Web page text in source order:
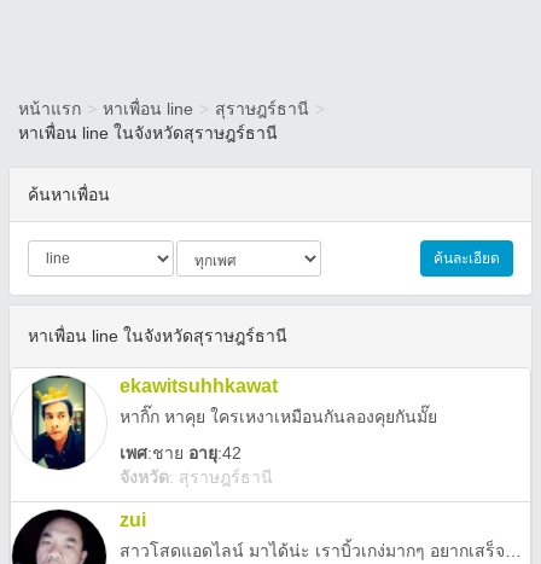
หน้าแรก > หาเพื่อน line > สุราษฎร์ธานี >
หาเพื่อน line ในจังหวัดสุราษฎร์ธานี
ค้นหาเพื่อน
ค้นละเอียด
หาเพื่อน line ในจังหวัดสุราษฎร์ธานี
ekawitsuhhkawat
หากิ๊ก หาคุย ใครเหงาเหมือนกันลองคุยกันมั๊ย
เพศ:ชาย อายุ:42
จังหวัด: สุราษฎร์ธานี
zui